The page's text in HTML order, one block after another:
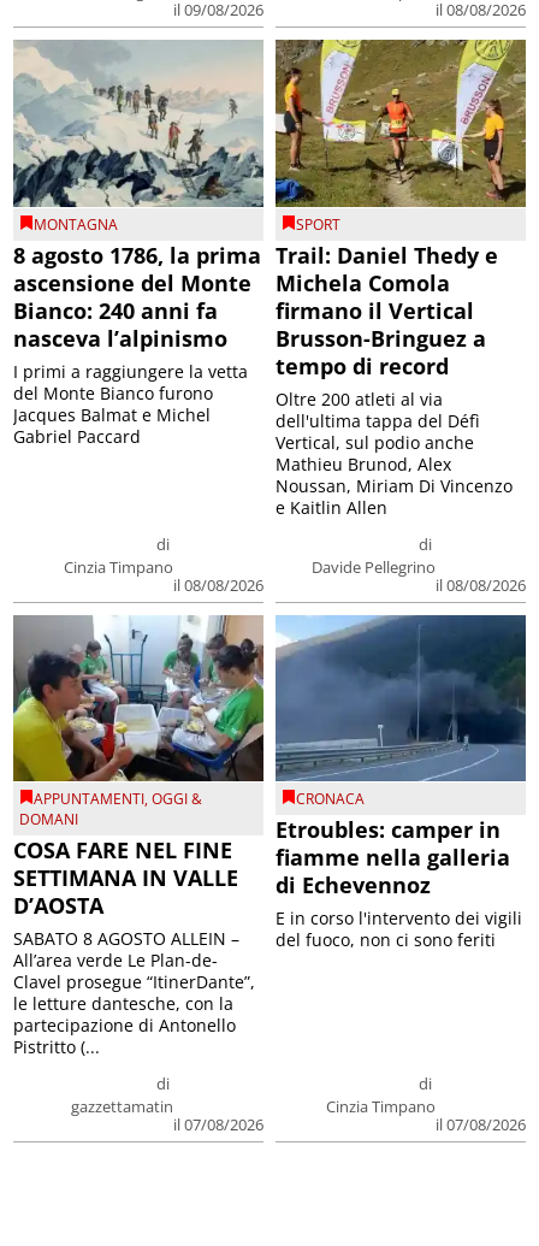
il 09/08/2026
il 08/08/2026
MONTAGNA
8 agosto 1786, la prima
ascensione del Monte
Bianco: 240 anni fa
nasceva l’alpinismo
di
Cinzia Timpano
il 08/08/2026
I primi a raggiungere la vetta
del Monte Bianco furono
Jacques Balmat e Michel
Gabriel Paccard
SPORT
Trail: Daniel Thedy e
Michela Comola
firmano il Vertical
Brusson-Bringuez a
tempo di record
di
Davide Pellegrino
il 08/08/2026
Oltre 200 atleti al via
dell'ultima tappa del Défì
Vertical, sul podio anche
Mathieu Brunod, Alex
Noussan, Miriam Di Vincenzo
e Kaitlin Allen
APPUNTAMENTI,OGGI &
DOMANI
COSA FARE NEL FINE
SETTIMANA IN VALLE
D’AOSTA
di
gazzettamatin
il 07/08/2026
SABATO 8 AGOSTO ALLEIN –
All’area verde Le Plan-de-
Clavel prosegue “ItinerDante”,
le letture dantesche, con la
partecipazione di Antonello
Pistritto (...
CRONACA
Etroubles: camper in
fiamme nella galleria
di Echevennoz
di
Cinzia Timpano
il 07/08/2026
E in corso l'intervento dei vigili
del fuoco, non ci sono feriti